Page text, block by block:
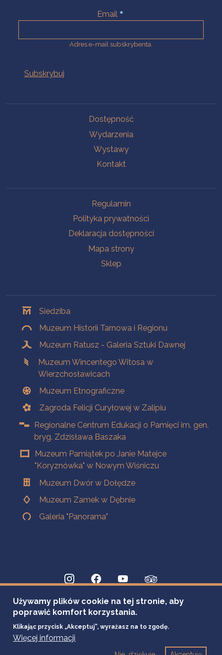
Email
Adres e-mail subskrybenta.
Dostępność
Wydarzenia
Wystawy
Kontakt
Regulamin
Polityka prywatności
Deklaracja dostępności
Mapa strony
Sklep
Siedziba
Muzeum Historii Tarnowa i Regionu
Muzeum Ratusz - Galeria Sztuki Dawnej
Muzeum Wincentego Witosa w
Wierzchosławicach
Muzeum Etnograficzne
Zagroda Felicji Curyłowej w Zalipiu
Regionalne Centrum Edukacji o Pamięci im. gen.
bryg. Zdzisława Baszaka
Muzeum Pamiątek po Janie Matejce
"Koryznówka" w Nowym Wiśniczu
Muzeum Dwór w Dołędze
Muzeum Zamek w Dębnie
Galeria "Panorama"
Używamy plików cookie na tej stronie, aby
poprawić komfort korzystania.
Klikając przycisk „Akceptuj”, wyrażasz na to zgodę.
Więcej informacji